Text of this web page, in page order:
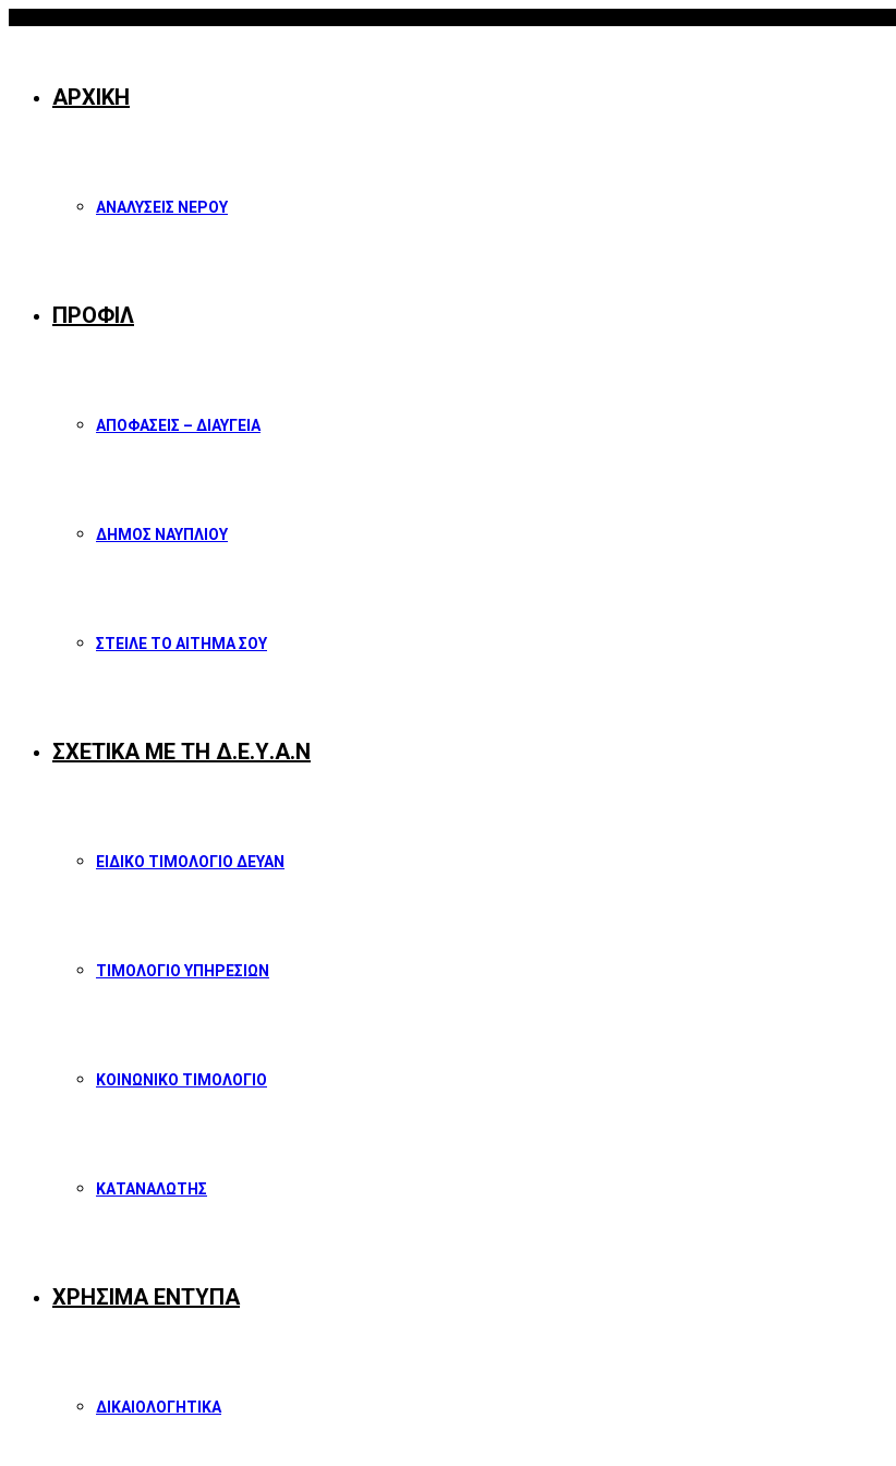
ΑΡΧΙΚΗ
ΑΝΑΛΥΣΕΙΣ ΝΕΡΟΥ
ΠΡΟΦΙΛ
ΑΠΟΦΑΣΕΙΣ – ΔΙΑΥΓΕΙΑ
ΔΗΜΟΣ ΝΑΥΠΛΙΟΥ
ΣΤΕΙΛΕ ΤΟ ΑΙΤΗΜΑ ΣΟΥ
ΣΧΕΤΙΚΑ ΜΕ ΤΗ Δ.Ε.Υ.Α.Ν
ΕΙΔΙΚΟ ΤΙΜΟΛΟΓΙΟ ΔΕΥΑΝ
ΤΙΜΟΛΟΓΙΟ ΥΠΗΡΕΣΙΩΝ
ΚΟΙΝΩΝΙΚΟ ΤΙΜΟΛΟΓΙΟ
ΚΑΤΑΝΑΛΩΤΗΣ
ΧΡΗΣΙΜΑ ΕΝΤΥΠΑ
ΔΙΚΑΙΟΛΟΓΗΤΙΚΑ